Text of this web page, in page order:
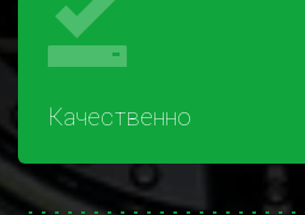
Качественно